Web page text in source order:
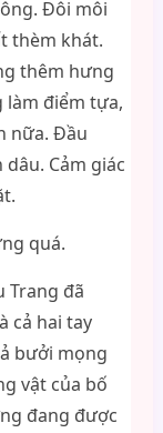
Đôi môi
thèm khát.
thêm hưng
làm điểm tựa,
nữa. Đầu
Cảm giác
quá.
Trang đã
cả hai tay
bưởi mọng
vật của bố
đang được